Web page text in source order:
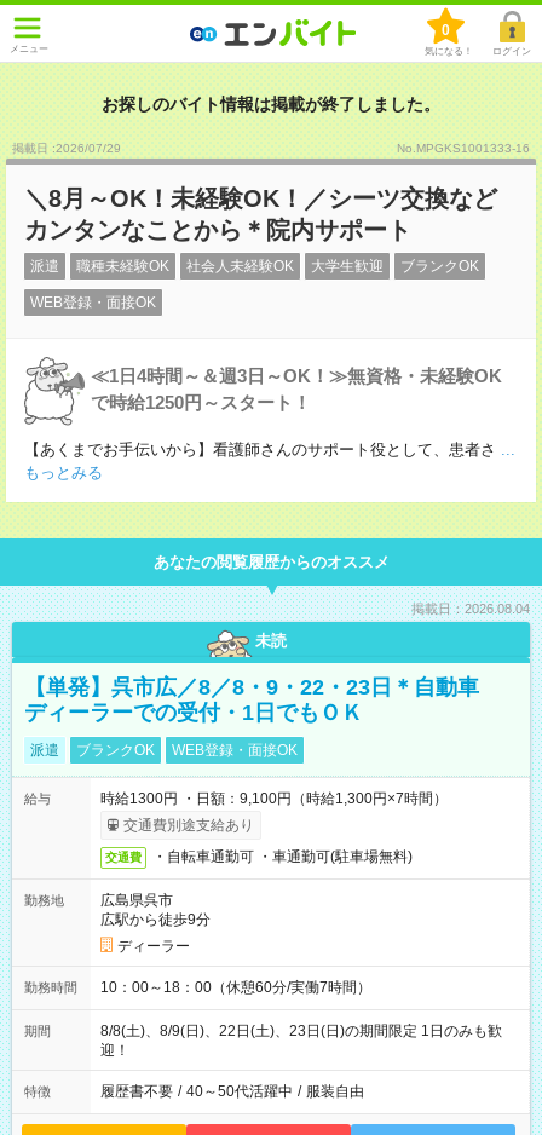
メニュー
0
気になる！ ログイン
お探しのバイト情報は掲載が終了しました。
掲載日 :2026/07/29 No.MPGKS1001333-16
＼8月～OK！未経験OK！／シーツ交換など
カンタンなことから＊院内サポート
派遣 職種未経験OK 社会人未経験OK 大学生歓迎 ブランクOK
WEB登録・面接OK
≪1日4時間～＆週3日～OK！≫無資格・未経験OK
で時給1250円～スタート！
【あくまでお手伝いから】看護師さんのサポート役として、患者さ ...
もっとみる
あなたの閲覧履歴からのオススメ
掲載日：2026.08.04
未読
【単発】呉市広／8／8・9・22・23日＊自動車
ディーラーでの受付・1日でもＯＫ
派遣 ブランクOK WEB登録・面接OK
給与
時給1300円 ・日額：9,100円（時給1,300円×7時間）
交通費別途支給あり
交通費 ・自転車通勤可 ・車通勤可(駐車場無料)
勤務地
広島県呉市
広駅から徒歩9分
ディーラー
勤務時間 10：00～18：00（休憩60分/実働7時間）
期間
8/8(土)、8/9(日)、22日(土)、23日(日)の期間限定 1日のみも歓
迎！
特徴 履歴書不要 / 40～50代活躍中 / 服装自由